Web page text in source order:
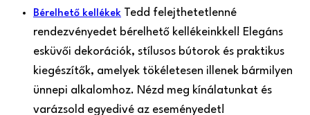
Bérelhető kellékek Tedd felejthetetlenné
rendezvényedet bérelhető kellékeinkkel! Elegáns
esküvői dekorációk, stílusos bútorok és praktikus
kiegészítők, amelyek tökéletesen illenek bármilyen
ünnepi alkalomhoz. Nézd meg kínálatunkat és
varázsold egyedivé az eseményedet!